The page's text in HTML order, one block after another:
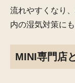
流れやすくなり
内の湿気対策に
MINI専門店